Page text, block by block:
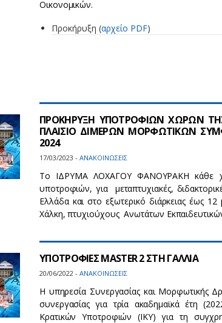
Οικονομικών.
Προκήρυξη (αρχείο PDF)
ΠΡΟΚΗΡΥΞΗ ΥΠΟΤΡΟΦΙΩΝ ΧΩΡΩΝ
ΠΛΑΙΣΙΟ ΔΙΜΕΡΩΝ ΜΟΡΦΩΤΙΚΩΝ
2024
17/03/2023 - ΑΝΑΚΟΙΝΩΣΕΙΣ
Το ΙΔΡΥΜΑ ΛΟΧΑΓΟΥ ΦΑΝΟΥΡΑΚΗ κάθε
υποτροφιών, για μεταπτυχιακές,
Ελλάδα και στο εξωτερικό διάρκειας έως
Χάλκη, πτυχιούχους Ανωτάτων
ΥΠΟΤΡΟΦΙΕΣ MASTER 2 ΣΤΗ ΓΑΛΛΙΑ
20/06/2022 - ΑΝΑΚΟΙΝΩΣΕΙΣ
Η υπηρεσία Συνεργασίας και Μορφωτικής
συνεργασίας για τρία ακαδημαϊκά έτη
Κρατικών Υποτροφιών (IKY) για τη